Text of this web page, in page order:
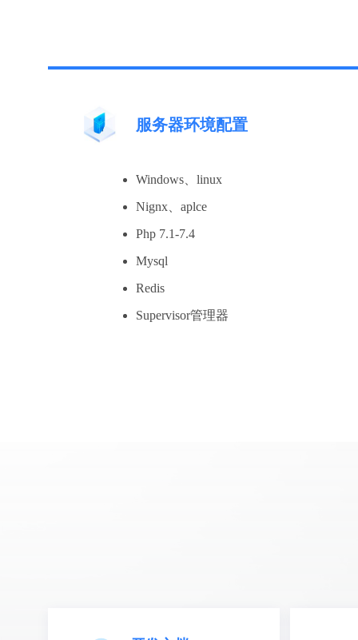
服务器环境配置
Windows、linux
Nignx、aplce
Php 7.1-7.4
Mysql
Redis
Supervisor管理器